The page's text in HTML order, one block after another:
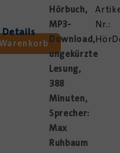
Details
Hörbuch,
MP3-
Download,
ungekürzte
Lesung,
388
Minuten,
Sprecher:
Max
Ruhbaum
Nr.: